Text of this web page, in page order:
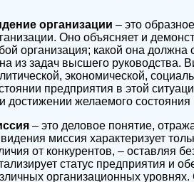
организации – это
Оно объясняет и
организация; какой она должна
из задач высшего руководства.
экономической,
предприятия в этой
достижении желаемого
– это деловое понятие,
миссия характеризует
от конкурентов, – оставляя
статус предприятия и
организационных